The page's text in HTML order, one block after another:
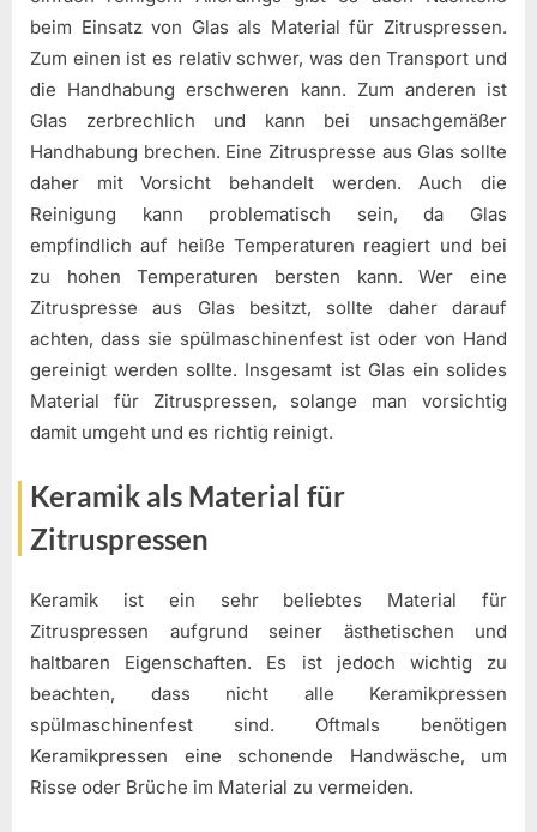
beim Einsatz von Glas als Material für Zitruspressen.
Zum einen ist es relativ schwer, was den Transport und
die Handhabung erschweren kann. Zum anderen ist
Glas zerbrechlich und kann bei unsachgemäßer
Handhabung brechen. Eine Zitruspresse aus Glas sollte
daher mit Vorsicht behandelt werden. Auch die
Reinigung kann problematisch sein, da Glas
empfindlich auf heiße Temperaturen reagiert und bei
zu hohen Temperaturen bersten kann. Wer eine
Zitruspresse aus Glas besitzt, sollte daher darauf
achten, dass sie spülmaschinenfest ist oder von Hand
gereinigt werden sollte. Insgesamt ist Glas ein solides
Material für Zitruspressen, solange man vorsichtig
damit umgeht und es richtig reinigt.
Keramik als Material für
Zitruspressen
Keramik ist ein sehr beliebtes Material für
Zitruspressen aufgrund seiner ästhetischen und
haltbaren Eigenschaften. Es ist jedoch wichtig zu
beachten, dass nicht alle Keramikpressen
spülmaschinenfest sind. Oftmals benötigen
Keramikpressen eine schonende Handwäsche, um
Risse oder Brüche im Material zu vermeiden.